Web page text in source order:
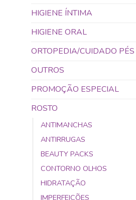
HIGIENE ÍNTIMA
HIGIENE ORAL
ORTOPEDIA/CUIDADO PÉS
OUTROS
PROMOÇÃO ESPECIAL
ROSTO
ANTIMANCHAS
ANTIRRUGAS
BEAUTY PACKS
CONTORNO OLHOS
HIDRATAÇÃO
IMPERFEIÇÕES